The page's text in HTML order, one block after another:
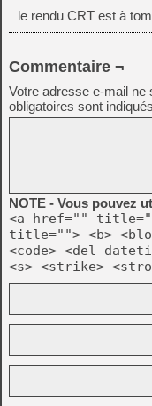
le rendu CRT est à
Commentaire ¬
Votre adresse e-mail ne
obligatoires sont
NOTE - Vous pouvez
<a href=""
title=""> <b>
<code> <del
<s> <strike>